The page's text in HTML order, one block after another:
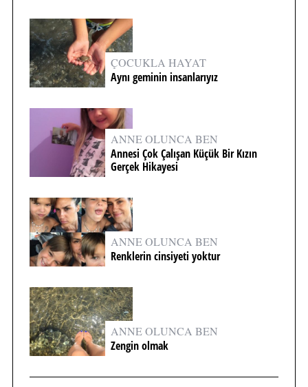
ÇOCUKLA HAYAT
Aynı geminin insanlarıyız
ANNE OLUNCA BEN
Annesi Çok Çalışan Küçük Bir Kızın
Gerçek Hikayesi
ANNE OLUNCA BEN
Renklerin cinsiyeti yoktur
ANNE OLUNCA BEN
Zengin olmak